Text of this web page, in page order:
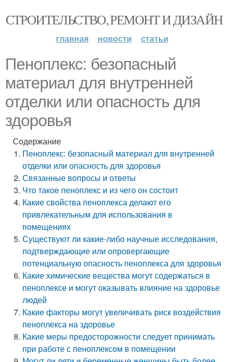
СТРОИТЕЛЬСТВО, РЕМОНТ И ДИЗАЙН
главная новости статьи
Пеноплекс: безопасный
материал для внутренней
отделки или опасность для
здоровья
Содержание
Пеноплекс: безопасный материал для внутренней
отделки или опасность для здоровья
Связанные вопросы и ответы
Что такое пеноплекс и из чего он состоит
Какие свойства пеноплекса делают его
привлекательным для использования в
помещениях
Существуют ли какие-либо научные исследования,
подтверждающие или опровергающие
потенциальную опасность пеноплекса для здоровья
Какие химические вещества могут содержаться в
пеноплексе и могут оказывать влияние на здоровье
людей
Какие факторы могут увеличивать риск воздействия
пеноплекса на здоровье
Какие меры предосторожности следует принимать
при работе с пеноплексом в помещении